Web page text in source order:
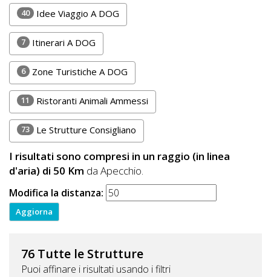
Registrati
40 Idee Viaggio A DOG
7 Itinerari A DOG
6 Zone Turistiche A DOG
11 Ristoranti Animali Ammessi
73 Le Strutture Consigliano
I risultati sono compresi in un raggio (in linea
d'aria) di 50 Km da Apecchio.
Modifica la distanza:
76 Tutte le Strutture
Puoi affinare i risultati usando i filtri